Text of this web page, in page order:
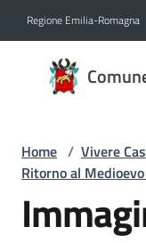
Regione Emilia-Romagna
Comune
di
d'Argile
Amministrazione
Home / Vivere
Ritorno al